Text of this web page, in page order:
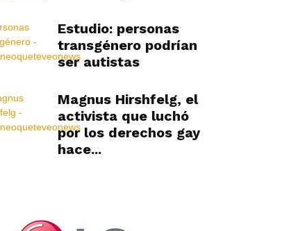
Estudio: personas
transgénero podrían
ser autistas
Magnus Hirshfelg, el
activista que luchó
por los derechos gay
hace...